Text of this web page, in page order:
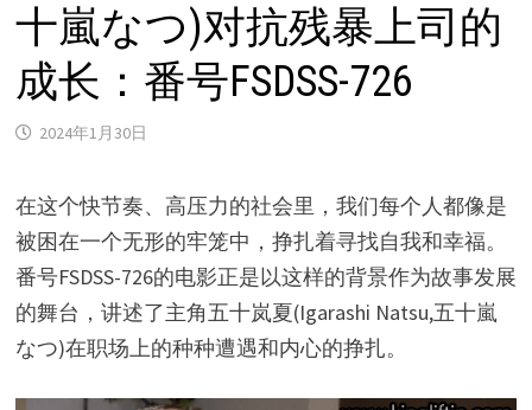
十嵐なつ)对抗残暴上司的
成长：番号FSDSS-726
2024年1月30日
在这个快节奏、高压力的社会里，我们每个人都像是
被困在一个无形的牢笼中，挣扎着寻找自我和幸福。
番号FSDSS-726的电影正是以这样的背景作为故事发展
的舞台，讲述了主角五十岚夏(Igarashi Natsu,五十嵐
なつ)在职场上的种种遭遇和内心的挣扎。